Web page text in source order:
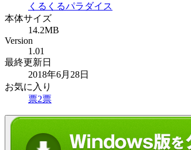
くるくるパラダイス
本体サイズ
14.2MB
Version
1.01
最終更新日
2018年6月28日
お気に入り
票2票